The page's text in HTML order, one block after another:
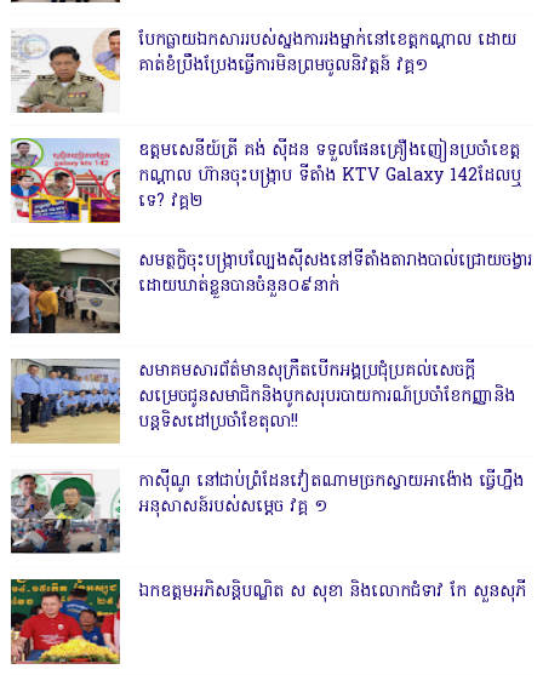
បែកធ្លាយឯកសាររបស់ស្នងការរងម្នាក់នៅខេត្តកណ្ដាល ដោយ
គាត់ខំប្រឹងប្រែងធ្វើការមិនព្រមចូលនិវត្តន៍ វគ្គ១
ឧត្តមសេនីយ៍ត្រី គង់ ស៊ីដន ទទួលផែនគ្រឿងញៀនប្រចាំខេត្ត
កណ្តាល ហ៊ានចុះបង្ក្រាប ទីតាំង KTV Galaxy 142ដែលឬ
ទេ? វគ្គ២
សមត្ថកិ្ចចុះបង្ក្រាបល្បែងស៊ីសងនៅទីតាំងតារាងបាល់ជ្រោយចង្វារ
ដោយឃាត់ខ្លួនបានចំនួន០៩នាក់
សមាគមសារព័ត៌មានសុក្រឹតបើកអង្គប្រជុំប្រគល់សេចក្តី
សម្រេចជូនសមាជិកនិងបូកសរុបរបាយការណ៍ប្រចាំខែកញ្ញានិង
បន្តទិសដៅប្រចាំខែតុលា!!
កាសុីណូ នៅជាប់ព្រំដែនវៀតណាមច្រកស្វាយអាង៉ោង ធ្វើហ្នឹង
អនុសាសន៍របស់សម្ដេច វគ្គ ១
ឯកឧត្តមអភិសន្តិបណ្ឌិត ស សុខា និងលោកជំទាវ កែ សួនសុភី